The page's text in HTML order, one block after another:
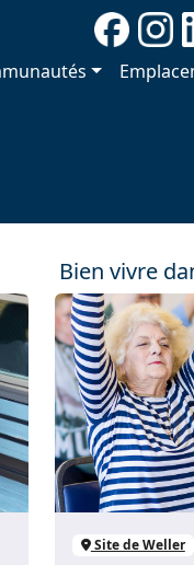
Bien vivre
Site de Weller